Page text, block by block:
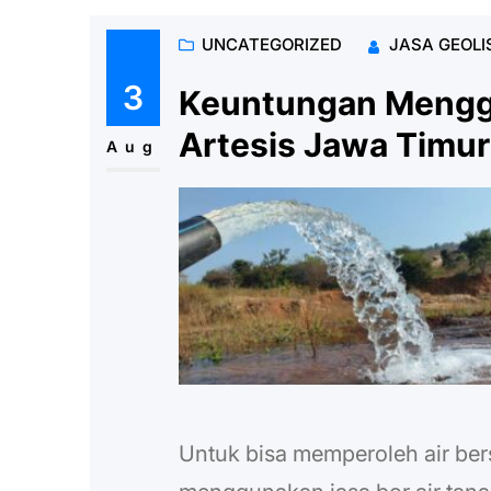
3
Aug
UNCATEGORIZED JASA
Keuntungan
Artesis Jawa Timur
Untuk bisa memperoleh air